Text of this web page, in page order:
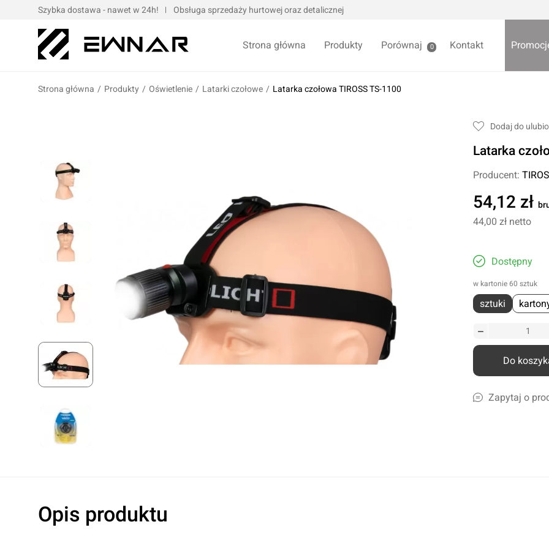
Szybka dostawa - nawet w 24h! Obsługa sprzedaży hurtowej oraz detalicznej
Strona główna Produkty
Bity, nasadki, końcówki
Wulkanizacja
Prasy oraz narzędzia hydrauliczne
Wózki i zestawy narzędziowe
Elektronarzędzia/elektrotechnika
Lampy warsztatowe
Noże
Pozostałe
Rękawice robocze
Oleje silnikowe
Oleje hydrauliczne
Oleje do samochodów ciężarowych
Oleje do maszyn rolniczych
Płyny hamulcowe
Akcesoria samochodowe
Wycieraczki samochodowe
Foteliki samochodowe
Akcesoria dla dzieci
Lodówki turystyczne
Preparaty do ciężkich zabrudzeń
Konserwacja lakieru i karoserii
Czyszczenie i impregnacja wnętrza
Porównaj 0 Kontakt
Strona główna / Produkty / Oświetlenie / Latarki czołowe / Latarka czołowa TIROSS TS-1100
Dodaj do
Latarka
Producent:
54,12 zł
44,00 zł netto
Dostępny
w kartonie 60 sztuk
sztuki
Do
Zapytaj o
Opis produktu